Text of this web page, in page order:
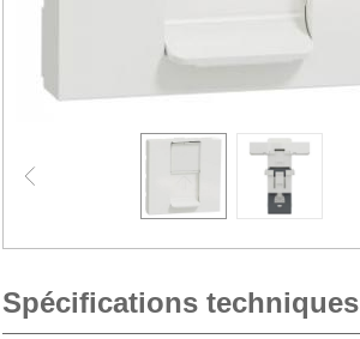
Spécifications techniques